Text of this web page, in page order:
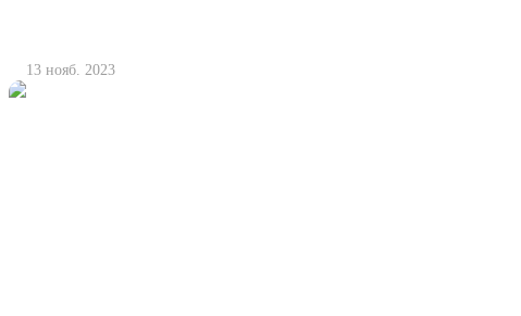
13 нояб. 2023